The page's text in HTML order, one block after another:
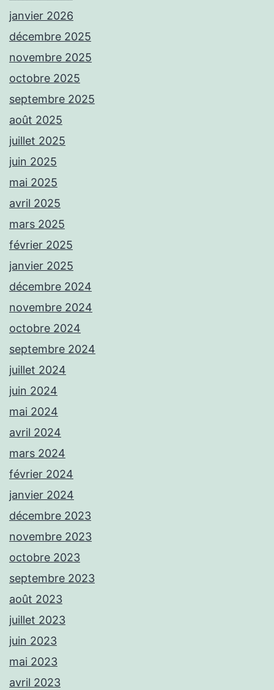
janvier 2026
décembre 2025
novembre 2025
octobre 2025
septembre 2025
août 2025
juillet 2025
juin 2025
mai 2025
avril 2025
mars 2025
février 2025
janvier 2025
décembre 2024
novembre 2024
octobre 2024
septembre 2024
juillet 2024
juin 2024
mai 2024
avril 2024
mars 2024
février 2024
janvier 2024
décembre 2023
novembre 2023
octobre 2023
septembre 2023
août 2023
juillet 2023
juin 2023
mai 2023
avril 2023